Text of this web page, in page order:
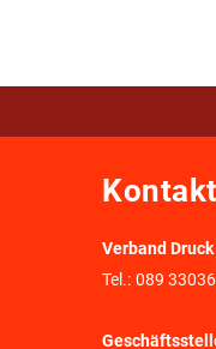
Kontakt
Verband
Tel.: 089